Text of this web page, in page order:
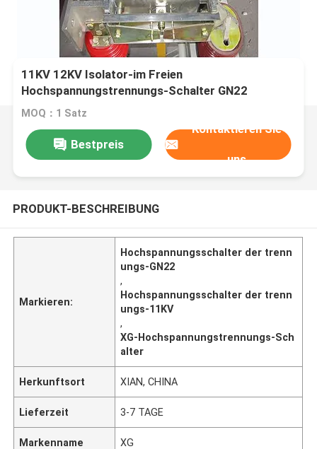
11KV 12KV Isolator-im Freien
Hochspannungstrennungs-Schalter GN22
MOQ：1 Satz
Bestpreis
Kontaktieren Sie
uns
PRODUKT-BESCHREIBUNG
Markieren:
Hochspannungsschalter der trenn
ungs-GN22
,
Hochspannungsschalter der trenn
ungs-11KV
,
XG-Hochspannungstrennungs-Sch
alter
Herkunftsort XIAN, CHINA
Lieferzeit 3-7 TAGE
Markenname XG